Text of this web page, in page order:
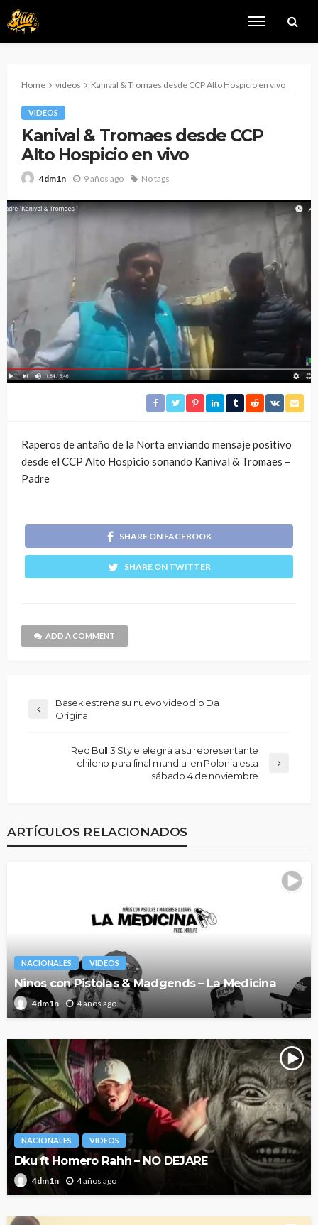
Home videos Kanival & Tromaes desde CCP Alto Hospicio en vivo
VIDEOS
Kanival & Tromaes desde CCP
Alto Hospicio en vivo
4dm1n 9 años ago No tags
Raperos de antaño de la Norta enviando mensaje positivo
desde el CCP Alto Hospicio sonando Kanival & Tromaes –
Padre
SHARE ON FACEBOOK
SHARE ON TWITTER
ADD A COMMENT
Basek estrena su nuevo videoclip Da
Original
Red Bull 3 Style elegirá a su representante
chileno para final mundial en Polonia esta
sábado 4 de noviembre
ARTÍCULOS RELACIONADOS
NACIONALES VIDEOS
Niños con Pistolas & Madgends – La Medicina
4dm1n 4 años ago
NACIONALES VIDEOS
Dku ft Homero Rahh – NO DEJARE
4dm1n 4 años ago